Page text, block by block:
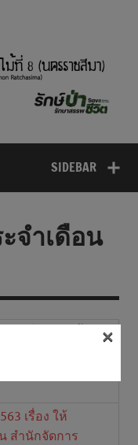
SIDEBAR
จำเดือน
เรื่อง แต่งตั้งเจ้า
เรื่อง ให้
สำนักจัดการ
×